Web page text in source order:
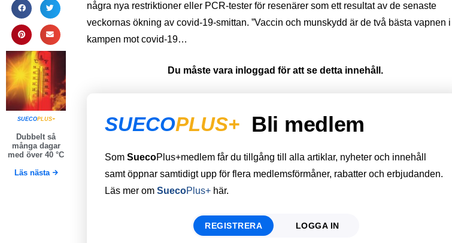
SUECOPLUS+
Dubbelt så
många dagar
med över 40 °C
Läs nästa
några nya restriktioner eller PCR-tester för resenärer som ett resultat av de senaste
veckornas ökning av covid-19-smittan. ”Vaccin och munskydd är de två bästa vapnen i
kampen mot covid-19…
Du måste vara inloggad för att se detta innehåll.
SUECOPLUS+ Bli medlem
Som SuecoPlus+medlem får du tillgång till alla artiklar, nyheter och innehåll
samt öppnar samtidigt upp för flera medlemsförmåner, rabatter och erbjudanden.
Läs mer om SuecoPlus+ här.
REGISTRERA LOGGA IN